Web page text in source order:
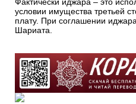
Фактически иджара – это
условии имущества третьей
плату. При соглашении
Шариата.